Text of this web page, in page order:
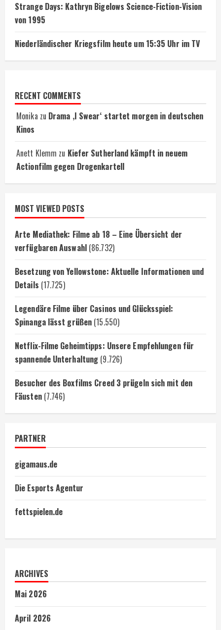
Strange Days: Kathryn Bigelows Science-Fiction-Vision
von 1995
Niederländischer Kriegsfilm heute um 15:35 Uhr im TV
RECENT COMMENTS
Monika zu Drama ‚I Swear‘ startet morgen in deutschen
Kinos
Anett Klemm zu Kiefer Sutherland kämpft in neuem
Actionfilm gegen Drogenkartell
MOST VIEWED POSTS
Arte Mediathek: Filme ab 18 – Eine Übersicht der
verfügbaren Auswahl (86.732)
Besetzung von Yellowstone: Aktuelle Informationen und
Details (17.725)
Legendäre Filme über Casinos und Glücksspiel:
Spinanga lässt grüßen (15.550)
Netflix-Filme Geheimtipps: Unsere Empfehlungen für
spannende Unterhaltung (9.726)
Besucher des Boxfilms Creed 3 prügeln sich mit den
Fäusten (7.746)
PARTNER
gigamaus.de
Die Esports Agentur
fettspielen.de
ARCHIVES
Mai 2026
April 2026